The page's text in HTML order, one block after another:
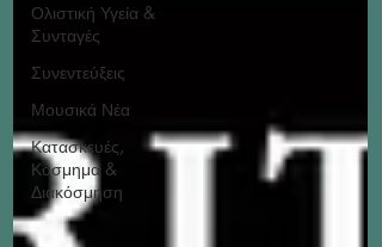
Ολιστική Υγεία &
Συνταγές
Συνεντεύξεις
Μουσικά Νέα
Κατασκευές,
Κόσμημα &
Διακόσμηση